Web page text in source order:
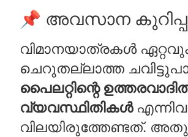
📌 അവസാന
വിമാനയാത്രകൾ
ചെറുതല്ലാത്ത
പൈലറ്റിന്റെ
വ്യവസ്ഥിതികൾഎന്നിവ
വിലയിരുത്തേണ്ടത്.